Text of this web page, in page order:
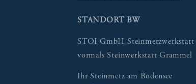
STANDORT BW
STOI GmbH Steinmetzwerkstatt |
vormals Steinwerkstatt Grammel
Ihr Steinmetz am Bodensee